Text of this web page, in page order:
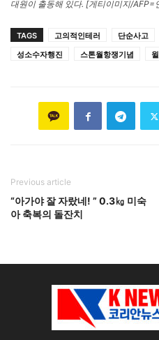
대원이 출동해 있다. [게티이미지/AFP=
TAGS 고의적인테러 단순사고
성소수자행진
스톤월항쟁기념
Previous article
“아가야 잘 자랐네! ” 0.3㎏ 미숙
아 축복의 돌잔치